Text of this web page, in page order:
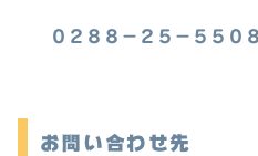
０２８８－２５－５５０８
お問い合わせ先